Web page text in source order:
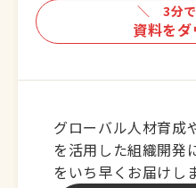
＼ 3分
資料を
グローバル人材育成
を活用した組織開発
をいち早くお届けし